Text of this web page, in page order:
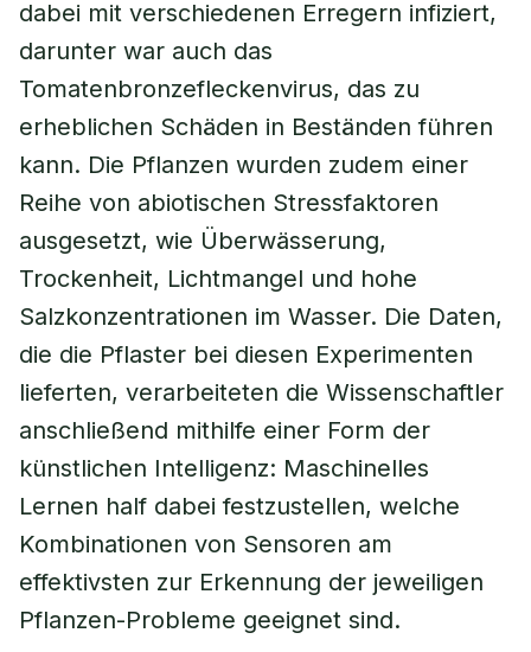
dabei mit verschiedenen Erregern infiziert,
darunter war auch das
Tomatenbronzefleckenvirus, das zu
erheblichen Schäden in Beständen führen
kann. Die Pflanzen wurden zudem einer
Reihe von abiotischen Stressfaktoren
ausgesetzt, wie Überwässerung,
Trockenheit, Lichtmangel und hohe
Salzkonzentrationen im Wasser. Die Daten,
die die Pflaster bei diesen Experimenten
lieferten, verarbeiteten die Wissenschaftler
anschließend mithilfe einer Form der
künstlichen Intelligenz: Maschinelles
Lernen half dabei festzustellen, welche
Kombinationen von Sensoren am
effektivsten zur Erkennung der jeweiligen
Pflanzen-Probleme geeignet sind.